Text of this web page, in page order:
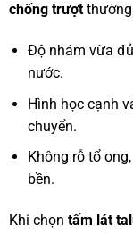
chống trượtthường
Độ nhám vừa
nước.
Hình học cạnh
chuyển.
Không rỗ tổ
bền.
Khi chọn tấm lát